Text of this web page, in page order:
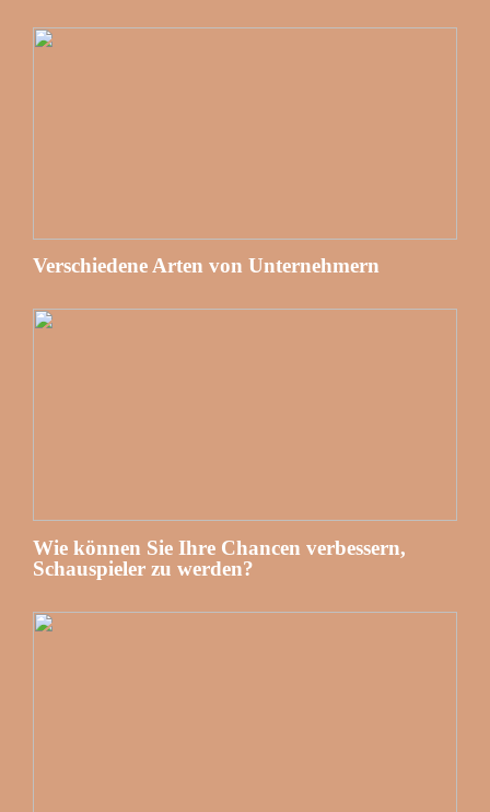
Verschiedene Arten von Unternehmern
Wie können Sie Ihre Chancen verbessern,
Schauspieler zu werden?